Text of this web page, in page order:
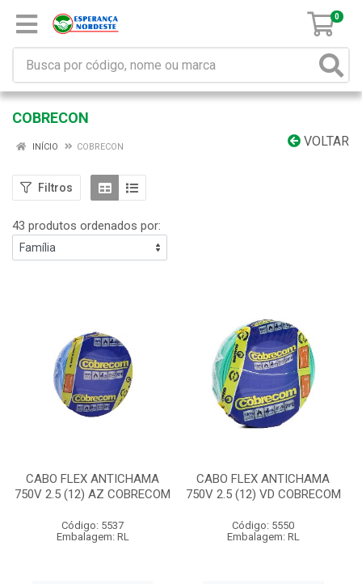
0
COBRECON
VOLTAR
INÍCIO COBRECON
Filtros
43 produtos ordenados por:
CABO FLEX ANTICHAMA
750V 2.5 (12) AZ COBRECOM
Código: 5537
Embalagem: RL
CABO FLEX ANTICHAMA
750V 2.5 (12) VD COBRECOM
Código: 5550
Embalagem: RL